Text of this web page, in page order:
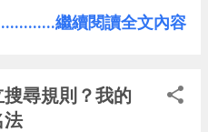
按下「朗讀（ Read Aloud
功能呢？（有些朋友可
就獲得這個功能）歡迎
繼續閱讀全文內容
尋規則？我的
法